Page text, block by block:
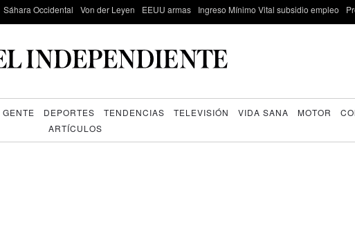
Sáhara Occidental Von der Leyen EEUU armas Ingreso Mínimo Vital subsidio empleo
GENTE DEPORTES TENDENCIAS TELEVISIÓN VIDA SANA MOTOR
ARTÍCULOS